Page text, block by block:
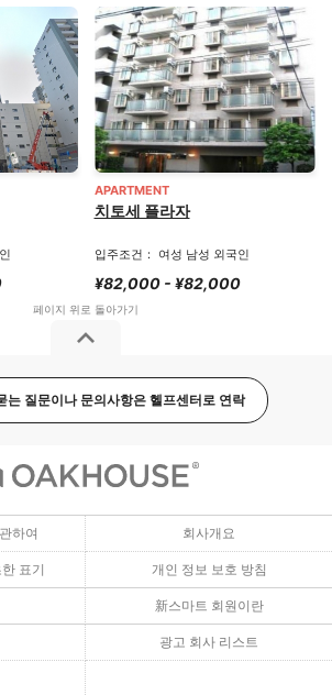
APARTMENT
치토세 플라자
입주조건： 여성 남성 외국인
¥82,000 - ¥82,000
는 질문이나 문의사항은 헬프센터로 연락
하여 회사개요
표기 개인 정보 보호 방침
新스마트 회원이란
광고 회사 리스트